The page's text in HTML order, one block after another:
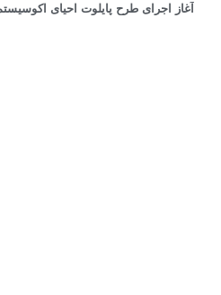
آغاز اجرای طرح پایلوت احیای